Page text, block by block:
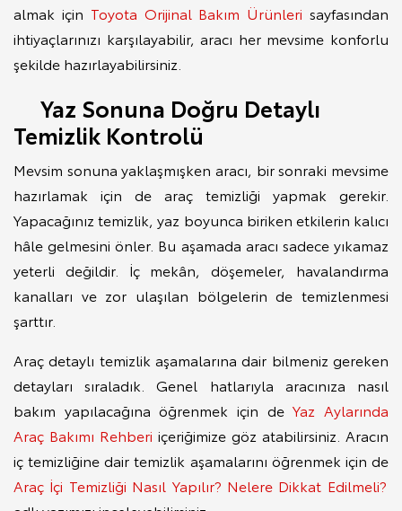
almak için Toyota Orijinal Bakım Ürünleri sayfasından
ihtiyaçlarınızı karşılayabilir, aracı her mevsime konforlu
şekilde hazırlayabilirsiniz.
Yaz Sonuna Doğru Detaylı
Temizlik Kontrolü
Mevsim sonuna yaklaşmışken aracı, bir sonraki mevsime
hazırlamak için de araç temizliği yapmak gerekir.
Yapacağınız temizlik, yaz boyunca biriken etkilerin kalıcı
hâle gelmesini önler. Bu aşamada aracı sadece yıkamaz
yeterli değildir. İç mekân, döşemeler, havalandırma
kanalları ve zor ulaşılan bölgelerin de temizlenmesi
şarttır.
Araç detaylı temizlik aşamalarına dair bilmeniz gereken
detayları sıraladık. Genel hatlarıyla aracınıza nasıl
bakım yapılacağına öğrenmek için deYaz Aylarında
Araç Bakımı Rehberi içeriğimize göz atabilirsiniz. Aracın
iç temizliğine dair temizlik aşamalarını öğrenmek için de
Araç İçi Temizliği Nasıl Yapılır? Nelere Dikkat Edilmeli?